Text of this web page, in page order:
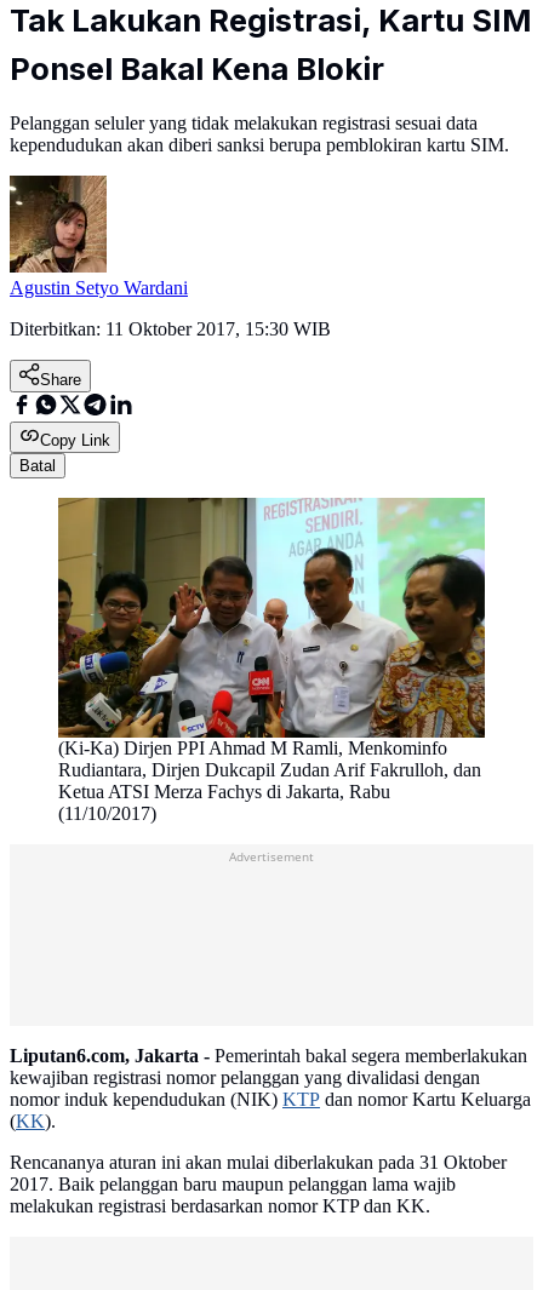
Tak Lakukan Registrasi, Kartu SIM
Ponsel Bakal Kena Blokir
Pelanggan seluler yang tidak melakukan registrasi sesuai data
kependudukan akan diberi sanksi berupa pemblokiran kartu SIM.
Agustin Setyo Wardani
Diterbitkan: 11 Oktober 2017, 15:30 WIB
Share
Copy Link
Batal
(Ki-Ka) Dirjen PPI Ahmad M Ramli, Menkominfo
Rudiantara, Dirjen Dukcapil Zudan Arif Fakrulloh, dan
Ketua ATSI Merza Fachys di Jakarta, Rabu
(11/10/2017)
Advertisement
Liputan6.com, Jakarta - Pemerintah bakal segera memberlakukan
kewajiban registrasi nomor pelanggan yang divalidasi dengan
nomor induk kependudukan (NIK) KTP dan nomor Kartu Keluarga
(KK).
Rencananya aturan ini akan mulai diberlakukan pada 31 Oktober
2017. Baik pelanggan baru maupun pelanggan lama wajib
melakukan registrasi berdasarkan nomor KTP dan KK.